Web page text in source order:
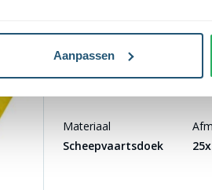
Aanpassen
Wimpel Overijssel
Materiaal
Scheepvaartsdoek